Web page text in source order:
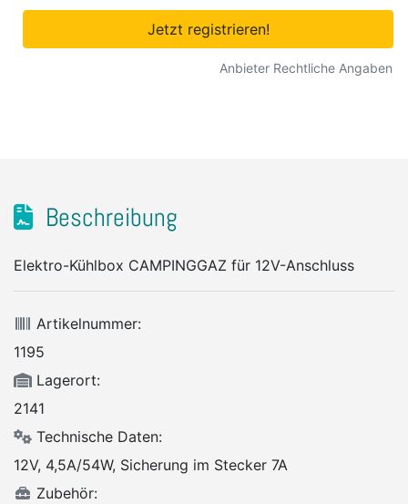
Jetzt registrieren!
Anbieter Rechtliche Angaben
Beschreibung
Elektro-Kühlbox CAMPINGGAZ für 12V-Anschluss
Artikelnummer:
1195
Lagerort:
2141
Technische Daten:
12V, 4,5A/54W, Sicherung im Stecker 7A
Zubehör: